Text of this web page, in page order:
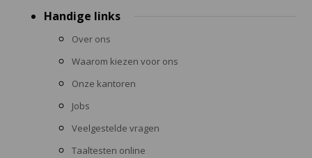
Handige links
Over ons
Waarom kiezen voor ons
Onze kantoren
Jobs
Veelgestelde vragen
Taaltesten online